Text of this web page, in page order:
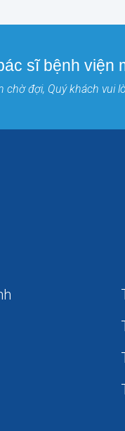
sĩ bệnh viện
đợi, Quý khách vui